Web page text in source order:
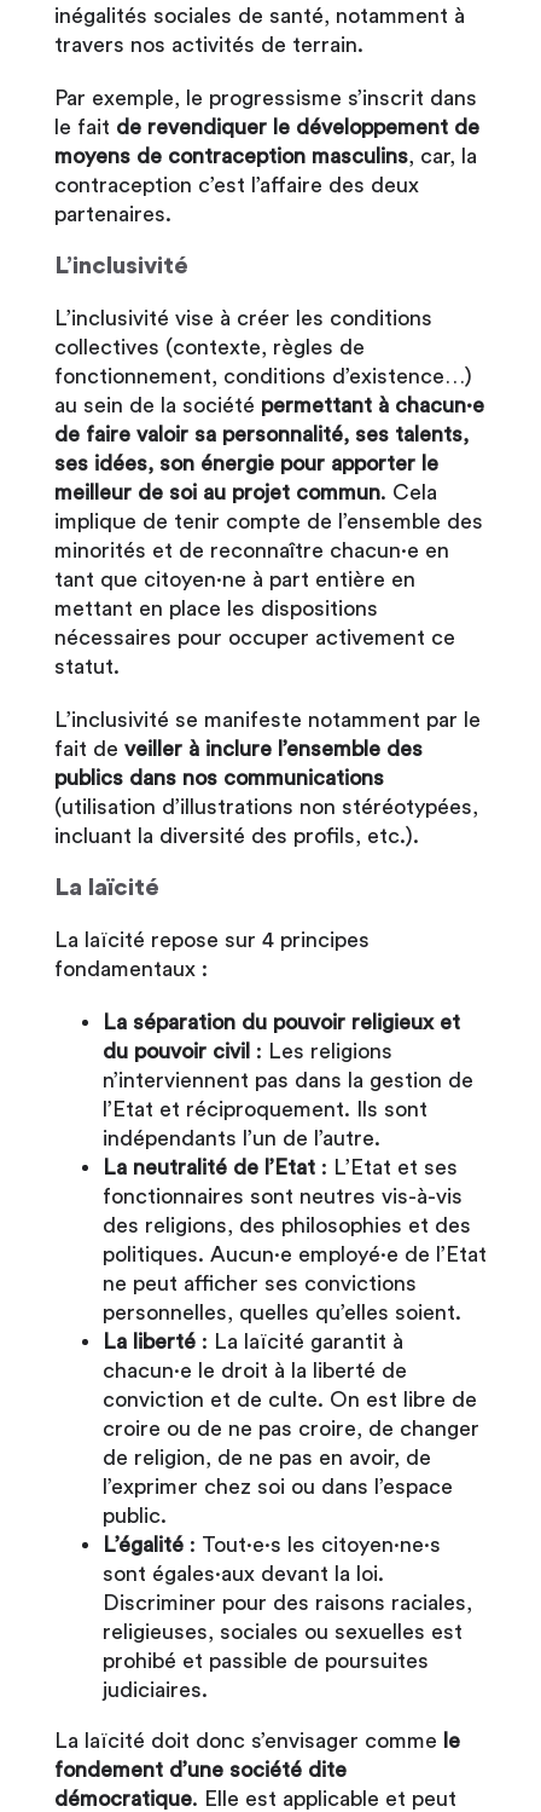
inégalités sociales de santé, notamment à
travers nos activités de terrain.
Par exemple, le progressisme s’inscrit dans
le fait de revendiquer le développement de
moyens de contraception masculins, car, la
contraception c’est l’affaire des deux
partenaires.
L’inclusivité
L’inclusivité vise à créer les conditions
collectives (contexte, règles de
fonctionnement, conditions d’existence…)
au sein de la société permettant à chacun·e
de faire valoir sa personnalité, ses talents,
ses idées, son énergie pour apporter le
meilleur de soi au projet commun. Cela
implique de tenir compte de l’ensemble des
minorités et de reconnaître chacun·e en
tant que citoyen·ne à part entière en
mettant en place les dispositions
nécessaires pour occuper activement ce
statut.
L’inclusivité se manifeste notamment par le
fait de veiller à inclure l’ensemble des
publics dans nos communications
(utilisation d’illustrations non stéréotypées,
incluant la diversité des profils, etc.).
La laïcité
La laïcité repose sur 4 principes
fondamentaux :
La séparation du pouvoir religieux et
du pouvoir civil : Les religions
n’interviennent pas dans la gestion de
l’Etat et réciproquement. Ils sont
indépendants l’un de l’autre.
La neutralité de l’Etat: L’Etat et ses
fonctionnaires sont neutres vis-à-vis
des religions, des philosophies et des
politiques. Aucun·e employé·e de l’Etat
ne peut afficher ses convictions
personnelles, quelles qu’elles soient.
La liberté: La laïcité garantit à
chacun·e le droit à la liberté de
conviction et de culte. On est libre de
croire ou de ne pas croire, de changer
de religion, de ne pas en avoir, de
l’exprimer chez soi ou dans l’espace
public.
L’égalité: Tout·e·s les citoyen·ne·s
sont égales·aux devant la loi.
Discriminer pour des raisons raciales,
religieuses, sociales ou sexuelles est
prohibé et passible de poursuites
judiciaires.
La laïcité doit donc s’envisager comme
le
fondement d’une société dite
démocratique. Elle est applicable et peut